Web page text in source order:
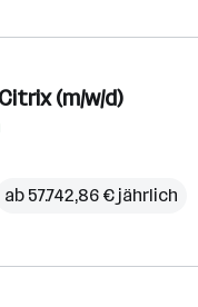
(m/w/d)
ab 57.742,86 € jährlich